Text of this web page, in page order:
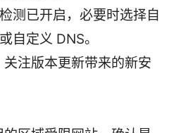
测已开启，必要时选择自
自定义 DNS。
注版本更新带来的新安